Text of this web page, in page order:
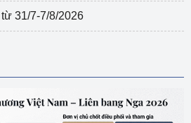
31/7-7/8/2026